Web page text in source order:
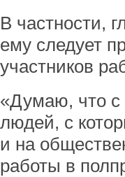
В частности,
ему следует
участников
«Думаю, что с
людей, с
и на
работы в